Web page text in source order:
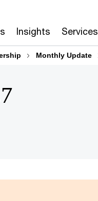
Insights Services
Monthly Update